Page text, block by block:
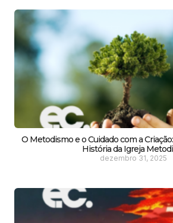
O Metodismo e o Cuidado com a
História da Igreja
dezembro 31, 2025